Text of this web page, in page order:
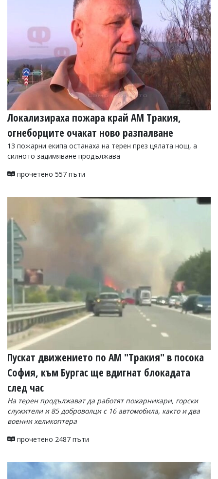
РАЗСЛЕДВАНЕ
ЮГ
Управители:
Веселин
Василев,
email:
v.vasilev@flagman.bg
Катя
еmail:k.kassabova@flagman.bg
редактор:
Коментарите
под
статиите
въвеждат
читателите
редакцията
не
носи
отговорност
за
тях!
Ако
откриете
обиден
за
вас
коментар,
моля
сигнализирайте
ни!
Локализираха пожара край АМ Тракия,
огнеборците очакат ново разпалване
13 пожарни екипа останаха на терен през цялата нощ, а
силното задимяване продължава
прочетено 557 пъти
Пускат движението по АМ "Тракия" в посока
София, към Бургас ще вдигнат блокадата
след час
На терен продължават да работят пожарникари, горски
служители и 85 доброволци с 16 автомобила, както и два
военни хеликоптера
прочетено 2487 пъти